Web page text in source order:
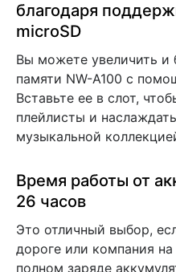
благодаря
microSD
Вы можете увеличить и
памяти NW-A100 с
Вставьте ее в слот,
плейлисты и
музыкальной
Время работы от
26 часов
Это отличный выбор,
дороге или компания
полном заряде